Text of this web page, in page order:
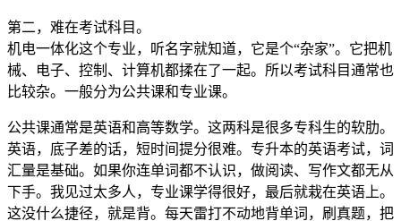
第二，难在考试科目。
机电一体化这个专业，听名字就知道，它是个“杂家”。它把机
械、电子、控制、计算机都揉在了一起。所以考试科目通常也
比较杂。一般分为公共课和专业课。
公共课通常是英语和高等数学。这两科是很多专科生的软肋。
英语，底子差的话，短时间提分很难。专升本的英语考试，词
汇量是基础。如果你连单词都不认识，做阅读、写作文都无从
下手。我见过太多人，专业课学得很好，最后就栽在英语上。
这没什么捷径，就是背。每天雷打不动地背单词，刷真题，把